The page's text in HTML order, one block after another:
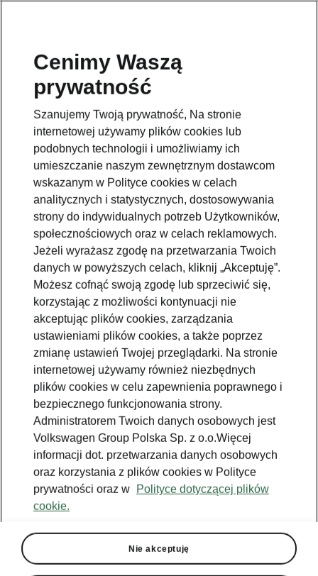
Cenimy Waszą
prywatność
Szanujemy Twoją prywatność, Na stronie
internetowej używamy plików cookies lub
podobnych technologii i umożliwiamy ich
umieszczanie naszym zewnętrznym dostawcom
wskazanym w Polityce cookies w celach
analitycznych i statystycznych, dostosowywania
strony do indywidualnych potrzeb Użytkowników,
społecznościowych oraz w celach reklamowych.
Jeżeli wyrażasz zgodę na przetwarzania Twoich
danych w powyższych celach, kliknij „Akceptuję”.
Możesz cofnąć swoją zgodę lub sprzeciwić się,
korzystając z możliwości kontynuacji nie
akceptując plików cookies, zarządzania
ustawieniami plików cookies, a także poprzez
zmianę ustawień Twojej przeglądarki. Na stronie
internetowej używamy również niezbędnych
plików cookies w celu zapewnienia poprawnego i
bezpiecznego funkcjonowania strony.
Administratorem Twoich danych osobowych jest
Volkswagen Group Polska Sp. z o.o.Więcej
informacji dot. przetwarzania danych osobowych
oraz korzystania z plików cookies w Polityce
prywatności oraz w
Polityce dotyczącej plików
cookie.
Nie akceptuję